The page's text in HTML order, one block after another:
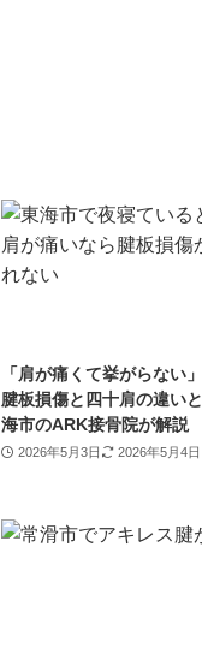
「肩が痛くて挙がらない
腱板損傷と四十肩の違い
海市のARK接骨院が解説
2026年5月3日 2026年5月4日